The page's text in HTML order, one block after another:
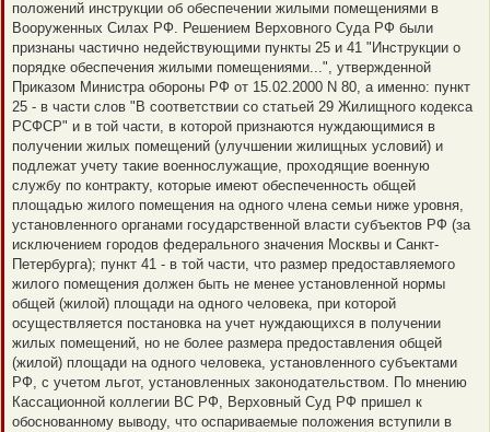
положений инструкции об обеспечении жилыми помещениями в
Вооруженных Силах РФ. Решением Верховного Суда РФ были
признаны частично недействующими пункты 25 и 41 "Инструкции о
порядке обеспечения жилыми помещениями...", утвержденной
Приказом Министра обороны РФ от 15.02.2000 N 80, а именно: пункт
25 - в части слов "В соответствии со статьей 29 Жилищного кодекса
РСФСР" и в той части, в которой признаются нуждающимися в
получении жилых помещений (улучшении жилищных условий) и
подлежат учету такие военнослужащие, проходящие военную
службу по контракту, которые имеют обеспеченность общей
площадью жилого помещения на одного члена семьи ниже уровня,
установленного органами государственной власти субъектов РФ (за
исключением городов федерального значения Москвы и Санкт-
Петербурга); пункт 41 - в той части, что размер предоставляемого
жилого помещения должен быть не менее установленной нормы
общей (жилой) площади на одного человека, при которой
осуществляется постановка на учет нуждающихся в получении
жилых помещений, но не более размера предоставления общей
(жилой) площади на одного человека, установленного субъектами
РФ, с учетом льгот, установленных законодательством. По мнению
Кассационной коллегии ВС РФ, Верховный Суд РФ пришел к
обоснованному выводу, что оспариваемые положения вступили в